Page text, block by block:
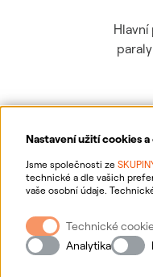
Nastavení užití cookies
Jsme společnosti ze
technické a dle vašich
vaše osobní údaje.
webové stránky vašim
Pro sběr a zpracování
nám můžete udělit souhlas.
zpracování osobních údajů,
Technické
Analytika
Hlavní